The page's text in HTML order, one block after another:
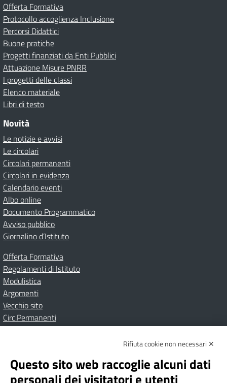
Offerta Formativa
Protocollo accoglienza Inclusione
Percorsi Didattici
Buone pratiche
Progetti finanziati da Enti Pubblici
Attuazione Misure PNRR
I progetti delle classi
Elenco materiale
Libri di testo
Novità
Le notizie e avvisi
Le circolari
Circolari permanenti
Circolari in evidenza
Calendario eventi
Albo online
Documento Programmatico
Avviso pubblico
Giornalino d’Istituto
Offerta Formativa
Regolamenti di Istituto
Modulistica
Argomenti
Vecchio sito
Circ.Permanenti
Albo onlinePrivacy Policy
Dichiarazione di accessibilità
Note Legali
Rifiuta cookie non necessari ✕
Questo sito web raccoglie alcuni dati